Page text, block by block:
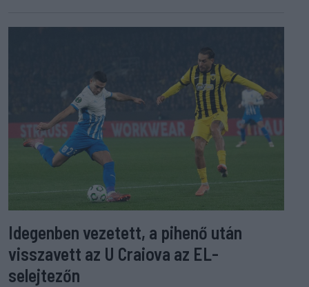
Idegenben vezetett, a pihenő után
visszavett az U Craiova az EL-
selejtezőn